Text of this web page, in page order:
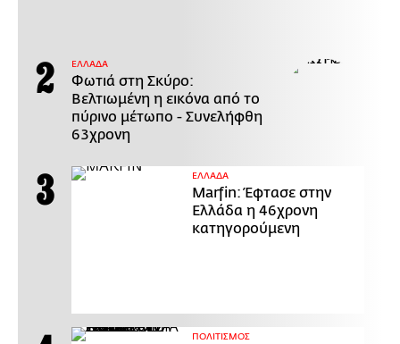
ΕΛΛΑΔΑ
Φωτιά στη Σκύρο:
Βελτιωμένη η εικόνα από το
πύρινο μέτωπο - Συνελήφθη
63χρονη
ΕΛΛΑΔΑ
Marfin: Έφτασε στην
Ελλάδα η 46χρονη
κατηγορούμενη
ΠΟΛΙΤΙΣΜΟΣ